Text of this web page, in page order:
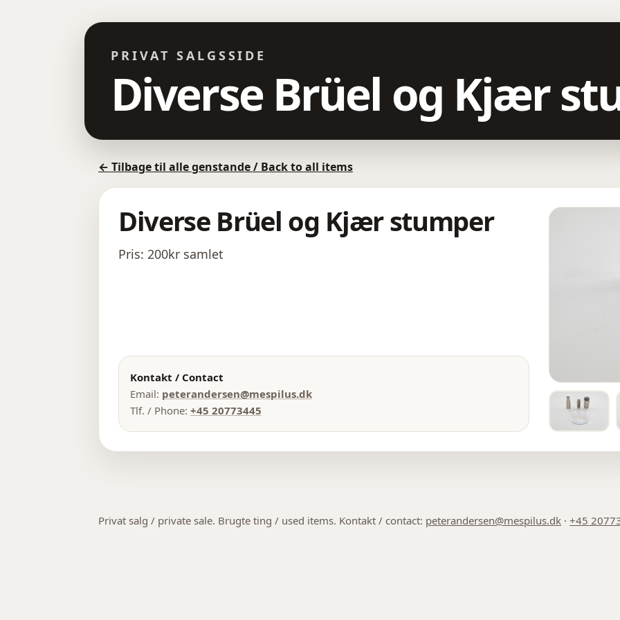
PRIVAT SALGSSIDE
Diverse Brüel og Kjær
← Tilbage til alle genstande / Back to all items
Diverse Brüel og Kjær stumper
Pris: 200kr samlet
Kontakt / Contact
Email: peterandersen@mespilus.dk
Tlf. / Phone: +45 20773445
Privat salg / private sale. Brugte ting / used items. Kontakt / contact: peterandersen@mespilus.dk · +45